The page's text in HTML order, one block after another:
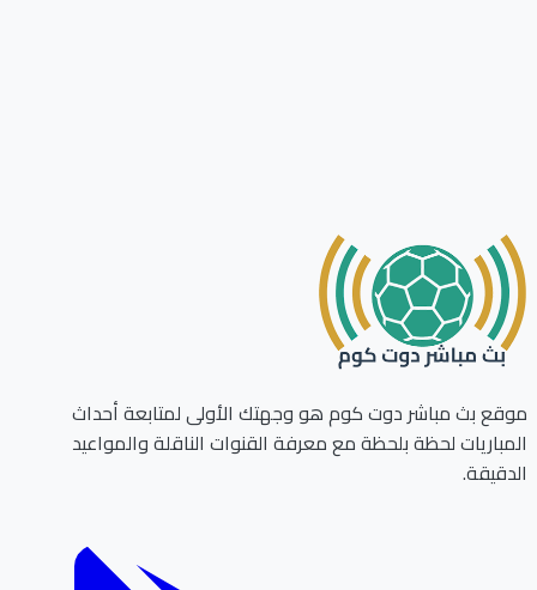
بث مباشر دوت كوم هو وجهتك الأولى لمتابعة أحداث
لحظة بلحظة مع معرفة القنوات الناقلة والمواعيد